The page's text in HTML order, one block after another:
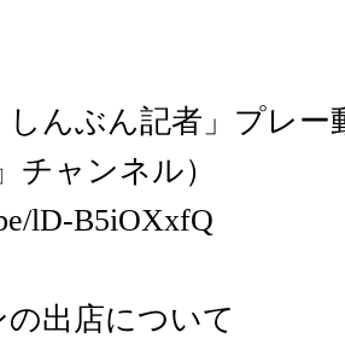
んぶん記者」プレー
チャンネル）
lD-B5iOXxfQ
出店について